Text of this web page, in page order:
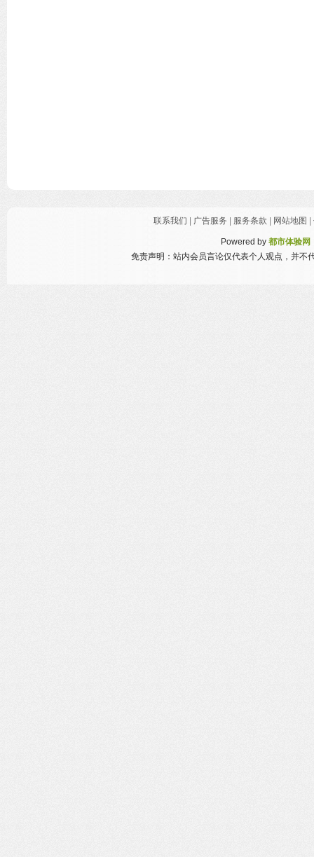
联系我们 广告服务 服务条款 网站地图
Powered by 都市体验网
免责声明：站内会员言论仅代表个人观点，并不